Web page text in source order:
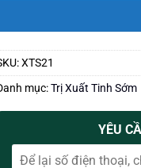
XTS21
mục:Trị Xuất Tinh Sớm
YÊU